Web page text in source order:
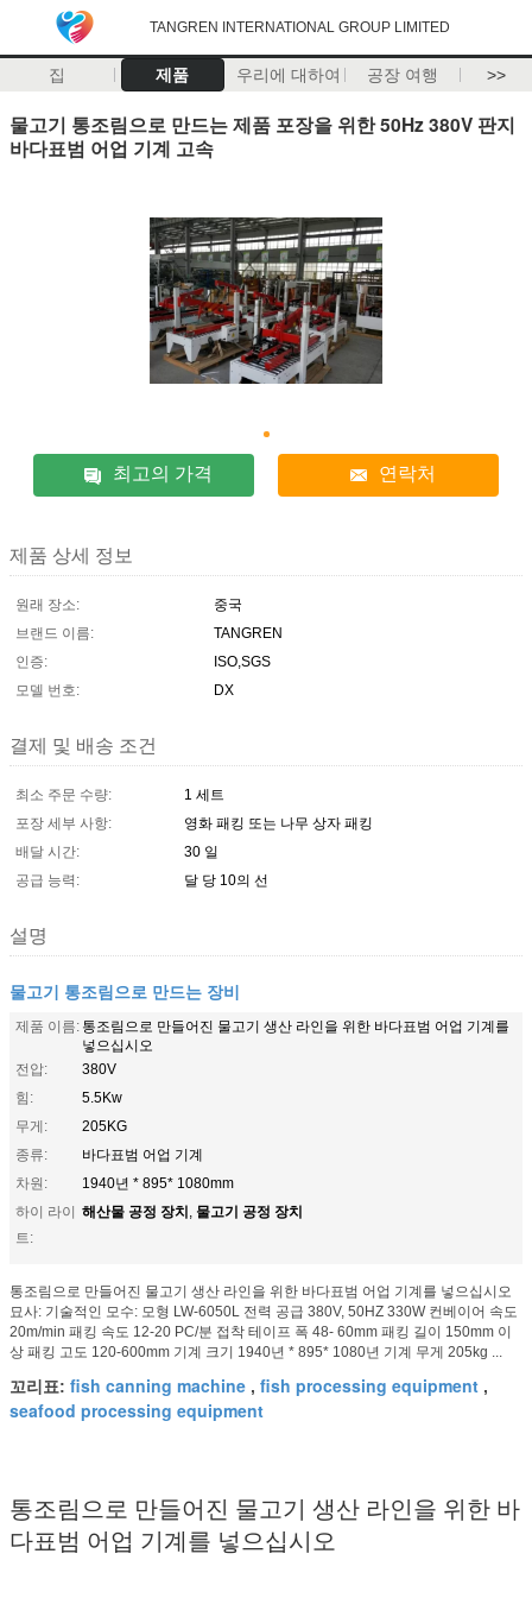
TANGREN INTERNATIONAL GROUP LIMITED
집 제품 우리에 대하여 공장 여행 >>
물고기 통조림으로 만드는 제품 포장을 위한 50Hz 380V 판지
바다표범 어업 기계 고속
최고의 가격 연락처
제품 상세 정보
원래 장소:
중국
브랜드 이름:
TANGREN
인증:
ISO,SGS
모델 번호:
DX
결제 및 배송 조건
최소 주문 수량:
1 세트
포장 세부 사항:
영화 패킹 또는 나무 상자 패킹
배달 시간:
30 일
공급 능력:
달 당 10의 선
설명
물고기 통조림으로 만드는 장비
제품 이름: 통조림으로 만들어진 물고기 생산 라인을 위한 바다표범 어업 기계를
넣으십시오
전압:
380V
힘:
5.5Kw
무게:
205KG
종류:
바다표범 어업 기계
차원:
1940년 * 895* 1080mm
하이 라이
트:
해산물 공정 장치, 물고기 공정 장치
통조림으로 만들어진 물고기 생산 라인을 위한 바다표범 어업 기계를 넣으십시오
묘사: 기술적인 모수: 모형 LW-6050L 전력 공급 380V, 50HZ 330W 컨베이어 속도
20m/min 패킹 속도 12-20 PC/분 접착 테이프 폭 48- 60mm 패킹 길이 150mm 이
상 패킹 고도 120-600mm 기계 크기 1940년 * 895* 1080년 기계 무게 205kg ...
꼬리표: fish canning machine , fish processing equipment ,
seafood processing equipment
통조림으로 만들어진 물고기 생산 라인을 위한 바
다표범 어업 기계를 넣으십시오